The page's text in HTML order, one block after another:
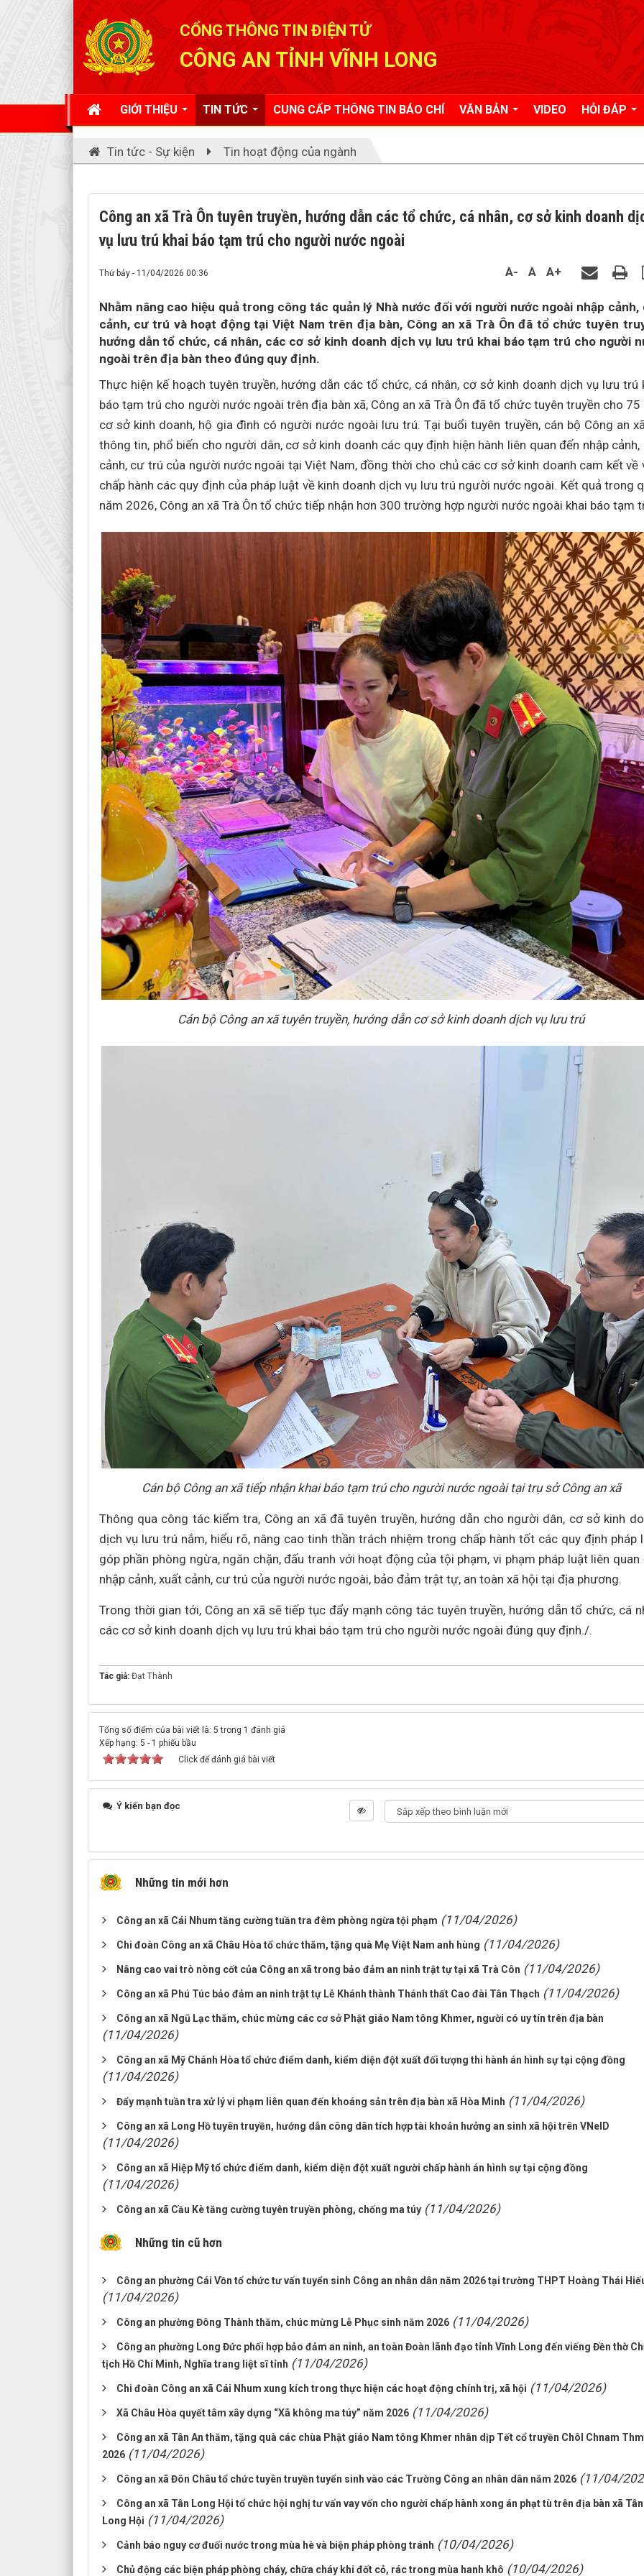
CỔNG THÔNG TIN ĐIỆN TỬ
CÔNG AN TỈNH VĨNH LONG
GIỚI THIỆU TIN TỨC CUNG CẤP THÔNG TIN BÁO CHÍ VĂN BẢN VIDEO HỎI ĐÁP
Tin tức - Sự kiện Tin hoạt động của ngành
Công an xã Trà Ôn tuyên truyền, hướng dẫn các tổ chức, cá nhân, cơ sở kinh doanh
vụ lưu trú khai báo tạm trú cho người nước ngoài
Thứ bảy - 11/04/2026 00:36 A- A A+
Nhằm nâng cao hiệu quả trong công tác quản lý Nhà nước đối với người nước ngoài nhập cảnh,
cảnh, cư trú và hoạt động tại Việt Nam trên địa bàn, Công an xã Trà Ôn đã tổ chức tuyên
hướng dẫn tổ chức, cá nhân, các cơ sở kinh doanh dịch vụ lưu trú khai báo tạm trú cho người
ngoài trên địa bàn theo đúng quy định.
Thực hiện kế hoạch tuyên truyền, hướng dẫn các tổ chức, cá nhân, cơ sở kinh doanh dịch vụ lưu trú
báo tạm trú cho người nước ngoài trên địa bàn xã, Công an xã Trà Ôn đã tổ chức tuyên truyền cho 75
cơ sở kinh doanh, hộ gia đình có người nước ngoài lưu trú. Tại buổi tuyên truyền, cán bộ Công an
thông tin, phổ biến cho người dân, cơ sở kinh doanh các quy định hiện hành liên quan đến nhập cảnh,
cảnh, cư trú của người nước ngoài tại Việt Nam, đồng thời cho chủ các cơ sở kinh doanh cam kết về
chấp hành các quy định của pháp luật về kinh doanh dịch vụ lưu trú người nước ngoài. Kết quả trong
năm 2026, Công an xã Trà Ôn tổ chức tiếp nhận hơn 300 trường hợp người nước ngoài khai báo tạm
Cán bộ Công an xã tuyên truyền, hướng dẫn cơ sở kinh doanh dịch vụ lưu trú
Cán bộ Công an xã tiếp nhận khai báo tạm trú cho người nước ngoài tại trụ sở Công an xã
Thông qua công tác kiểm tra, Công an xã đã tuyên truyền, hướng dẫn cho người dân, cơ sở kinh
dịch vụ lưu trú nắm, hiểu rõ, nâng cao tinh thần trách nhiệm trong chấp hành tốt các quy định pháp
góp phần phòng ngừa, ngăn chặn, đấu tranh với hoạt động của tội phạm, vi phạm pháp luật liên quan
nhập cảnh, xuất cảnh, cư trú của người nước ngoài, bảo đảm trật tự, an toàn xã hội tại địa phương.
Trong thời gian tới, Công an xã sẽ tiếp tục đẩy mạnh công tác tuyên truyền, hướng dẫn tổ chức, cá
các cơ sở kinh doanh dịch vụ lưu trú khai báo tạm trú cho người nước ngoài đúng quy định./.
Tác giả: Đạt Thành
Tổng số điểm của bài viết là: 5 trong 1 đánh giá
Xếp hạng: 5 - 1 phiếu bầu
Click để đánh giá bài viết
Ý kiến bạn đọc
Những tin mới hơn
Công an xã Cái Nhum tăng cường tuần tra đêm phòng ngừa tội phạm (11/04/2026)
Chi đoàn Công an xã Châu Hòa tổ chức thăm, tặng quà Mẹ Việt Nam anh hùng (11/04/2026)
Nâng cao vai trò nòng cốt của Công an xã trong bảo đảm an ninh trật tự tại xã Trà Côn (11/04/2026)
Công an xã Phú Túc bảo đảm an ninh trật tự Lễ Khánh thành Thánh thất Cao đài Tân Thạch (11/04/2026)
Công an xã Ngũ Lạc thăm, chúc mừng các cơ sở Phật giáo Nam tông Khmer, người có uy tín trên địa bàn
(11/04/2026)
Công an xã Mỹ Chánh Hòa tổ chức điểm danh, kiểm diện đột xuất đối tượng thi hành án hình sự tại cộng đồng
(11/04/2026)
Đẩy mạnh tuần tra xử lý vi phạm liên quan đến khoáng sản trên địa bàn xã Hòa Minh (11/04/2026)
Công an xã Long Hồ tuyên truyền, hướng dẫn công dân tích hợp tài khoản hưởng an sinh xã hội trên VNeID
(11/04/2026)
Công an xã Hiệp Mỹ tổ chức điểm danh, kiểm diện đột xuất người chấp hành án hình sự tại cộng đồng
(11/04/2026)
Công an xã Cầu Kè tăng cường tuyên truyền phòng, chống ma túy (11/04/2026)
Những tin cũ hơn
Công an phường Cái Vồn tổ chức tư vấn tuyển sinh Công an nhân dân năm 2026 tại trường THPT Hoàng Thái
(11/04/2026)
Công an phường Đông Thành thăm, chúc mừng Lễ Phục sinh năm 2026 (11/04/2026)
Công an phường Long Đức phối hợp bảo đảm an ninh, an toàn Đoàn lãnh đạo tỉnh Vĩnh Long đến viếng Đền thờ
tịch Hồ Chí Minh, Nghĩa trang liệt sĩ tỉnh (11/04/2026)
Chi đoàn Công an xã Cái Nhum xung kích trong thực hiện các hoạt động chính trị, xã hội (11/04/2026)
Xã Châu Hòa quyết tâm xây dựng “Xã không ma túy” năm 2026 (11/04/2026)
Công an xã Tân An thăm, tặng quà các chùa Phật giáo Nam tông Khmer nhân dịp Tết cổ truyền Chôl Chnam
2026 (11/04/2026)
Công an xã Đôn Châu tổ chức tuyên truyền tuyển sinh vào các Trường Công an nhân dân năm 2026 (11/04/
Công an xã Tân Long Hội tổ chức hội nghị tư vấn vay vốn cho người chấp hành xong án phạt tù trên địa bàn xã Tân
Long Hội (11/04/2026)
Cảnh báo nguy cơ đuối nước trong mùa hè và biện pháp phòng tránh (10/04/2026)
Chủ động các biện pháp phòng cháy, chữa cháy khi đốt cỏ, rác trong mùa hanh khô (10/04/2026)